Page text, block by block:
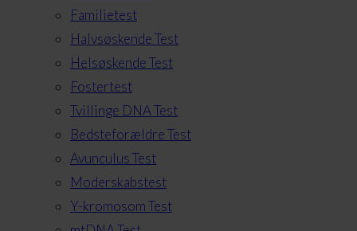
Familietest
Halvsøskende Test
Helsøskende Test
Fostertest
Tvillinge DNA Test
Bedsteforældre Test
Avunculus Test
Moderskabstest
Y-kromosom Test